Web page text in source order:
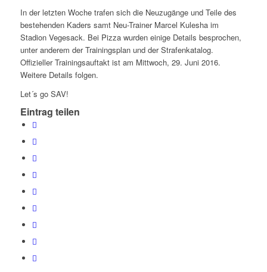
In der letzten Woche trafen sich die Neuzugänge und Teile des
bestehenden Kaders samt Neu-Trainer Marcel Kulesha im
Stadion Vegesack. Bei Pizza wurden einige Details besprochen,
unter anderem der Trainingsplan und der Strafenkatalog.
Offizieller Trainingsauftakt ist am Mittwoch, 29. Juni 2016.
Weitere Details folgen.
Let´s go SAV!
Eintrag teilen